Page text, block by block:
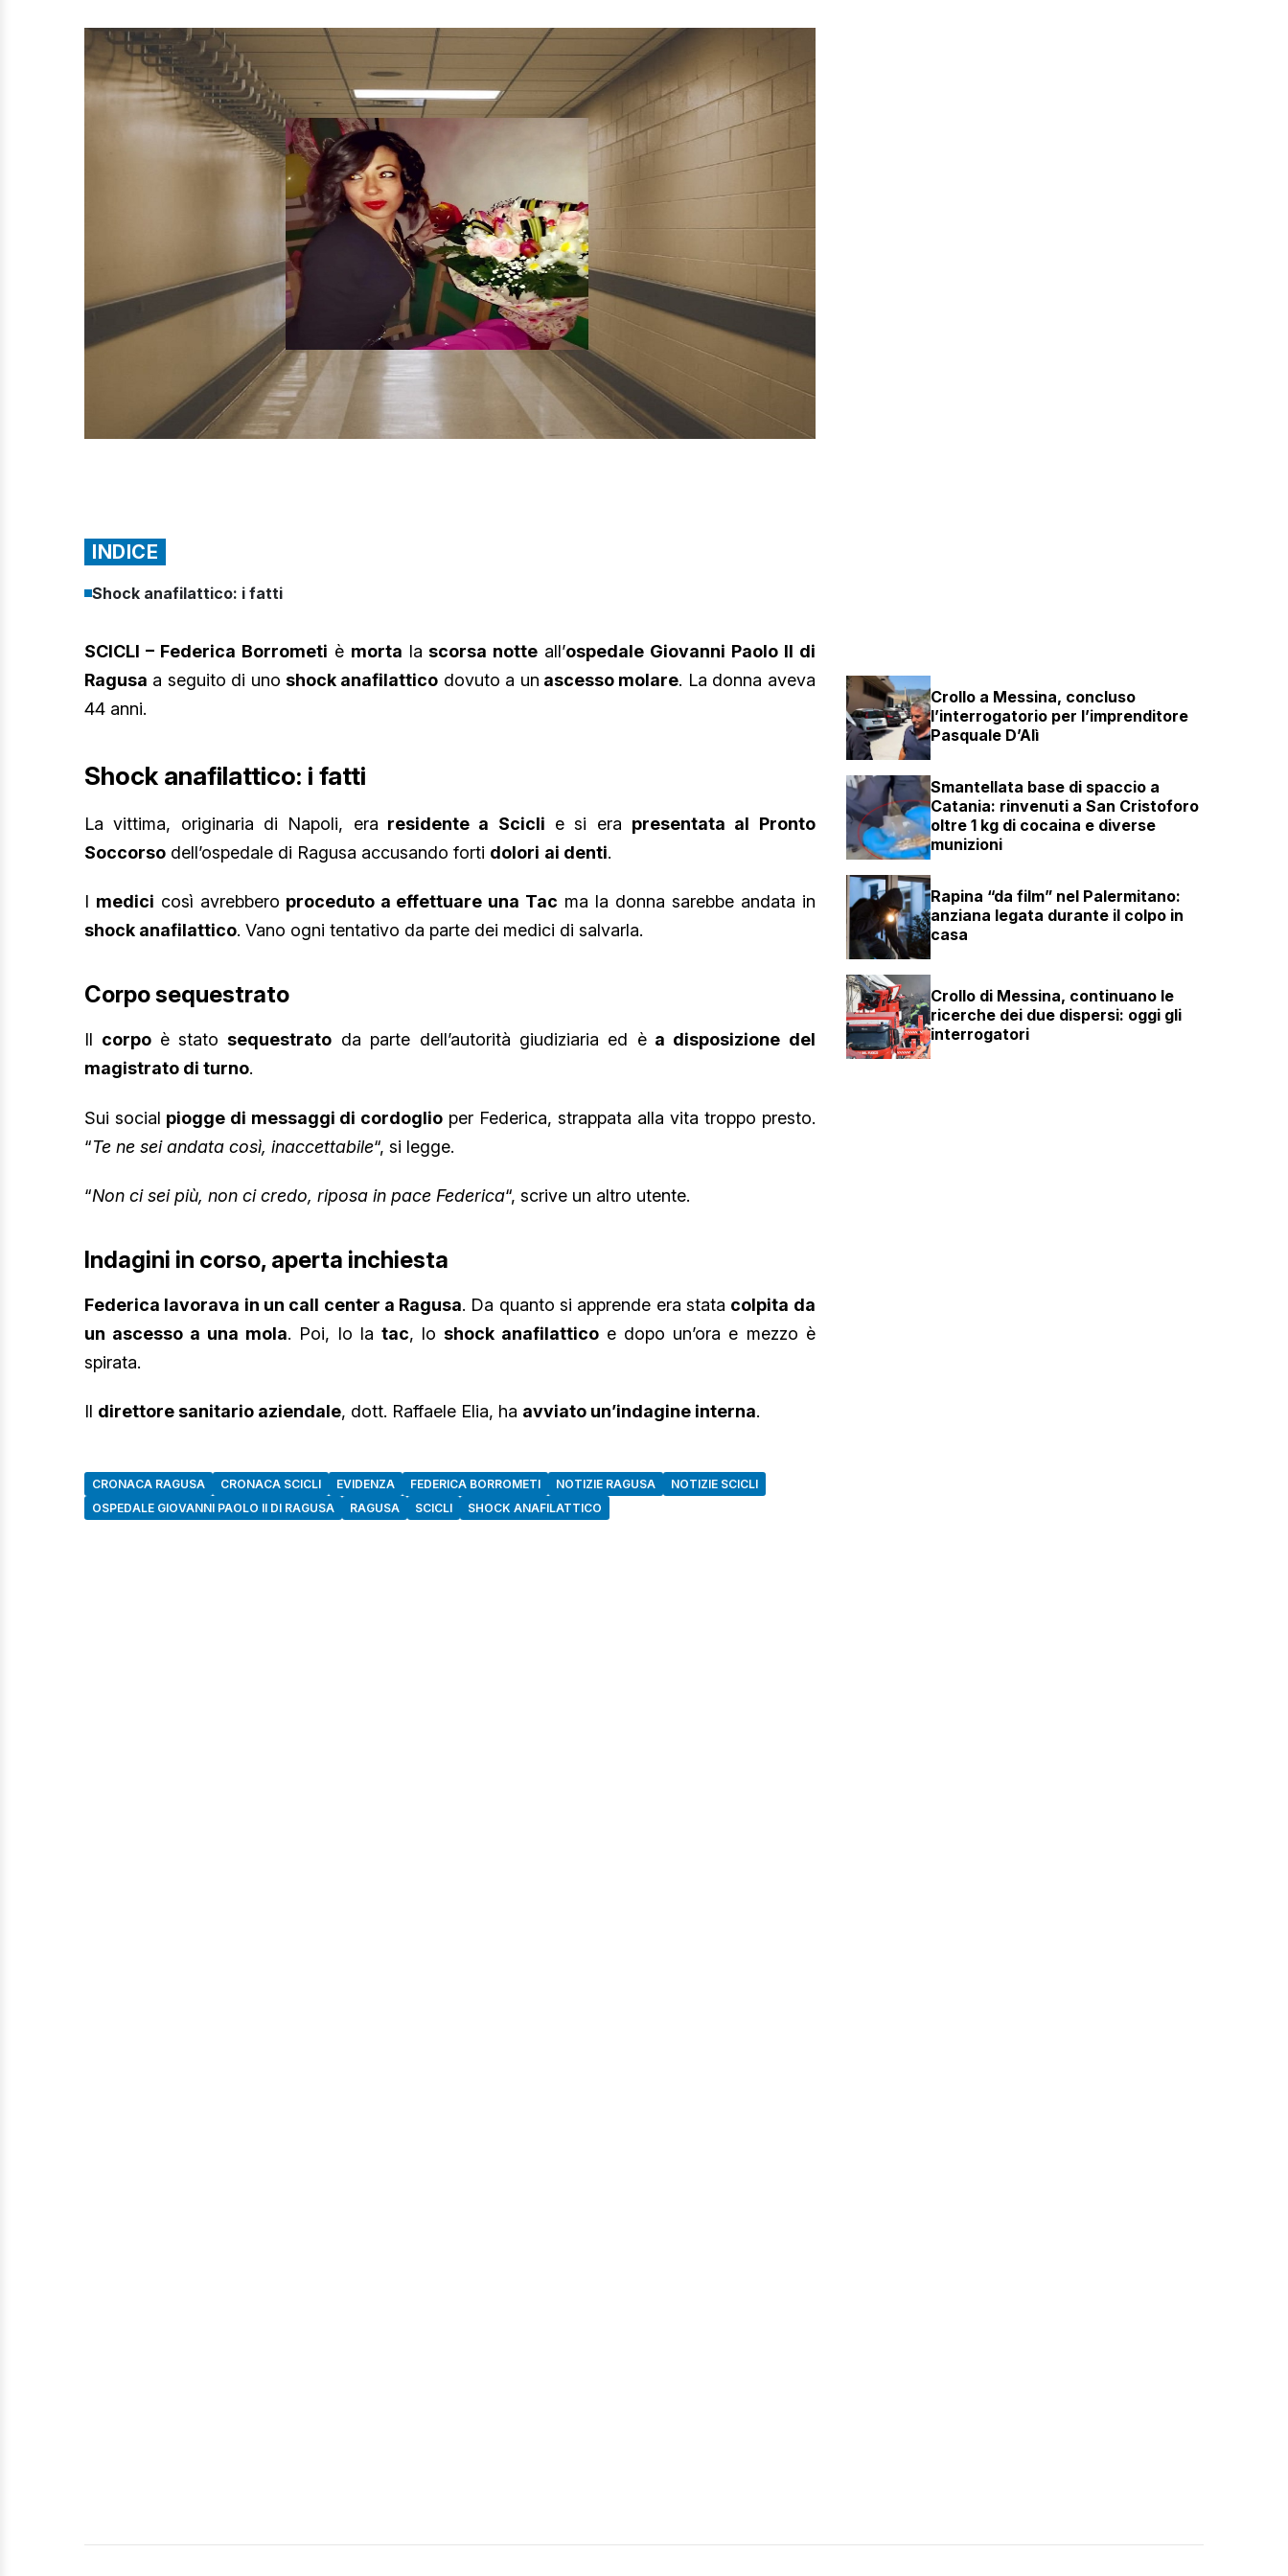
INDICE
Shock anafilattico: i fatti
SCICLI – Federica Borrometi è morta la scorsa notteall’ospedale Giovanni Paolo II di
Ragusa a seguito di unoshock anafilattico dovuto a un ascesso molare. La donna aveva
44 anni.
Shock anafilattico: i fatti
La vittima, originaria di Napoli, era residente a Scicli e si era presentata al Pronto
Soccorso dell’ospedale di Ragusa accusando forti dolori ai denti.
I medici così avrebbero proceduto a effettuare una Tac ma la donna sarebbe andata in
shock anafilattico. Vano ogni tentativo da parte dei medici di salvarla.
Corpo sequestrato
Il corpo è statosequestrato da parte dell’autorità giudiziaria ed èa disposizione del
magistrato di turno.
Sui social piogge di messaggi di cordoglio per Federica, strappata alla vita troppo presto.
“Te ne sei andata così, inaccettabile“, si legge.
“Non ci sei più, non ci credo, riposa in pace Federica“, scrive un altro utente.
Indagini in corso, aperta inchiesta
Federica lavorava in un call center a Ragusa. Da quanto si apprende era stata colpita da
un ascesso a una mola. Poi, lo la tac, lo shock anafilattico e dopo un’ora e mezzo è
spirata.
Il direttore sanitario aziendale, dott. Raffaele Elia, ha avviato un’indagine interna.
CRONACA RAGUSA CRONACA SCICLI EVIDENZA FEDERICA BORROMETI NOTIZIE RAGUSA
NOTIZIE SCICLI
OSPEDALE GIOVANNI PAOLO II DI RAGUSA
RAGUSA SCICLI SHOCK ANAFILATTICO
Crollo a Messina, concluso
l’interrogatorio per l’imprenditore
Pasquale D’Alì
Smantellata base di spaccio a
Catania: rinvenuti a San Cristoforo
oltre 1 kg di cocaina e diverse
munizioni
Rapina “da film” nel Palermitano:
anziana legata durante il colpo in
casa
Crollo di Messina, continuano le
ricerche dei due dispersi: oggi gli
interrogatori